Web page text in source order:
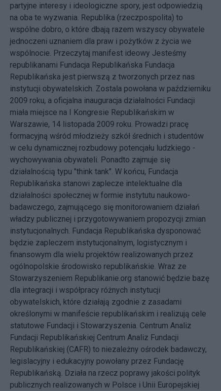
partyjne interesy i ideologiczne spory, jest odpowiedzią
na oba te wyzwania. Republika (rzeczpospolita) to
wspólne dobro, o które dbają razem wszyscy obywatele
jednoczeni uznaniem dla praw i pożytków z życia we
wspólnocie. Przeczytaj manifest ideowy Jesteśmy
republikanami Fundacja Republikańska Fundacja
Republikańska jest pierwszą z tworzonych przez nas
instytucji obywatelskich. Zostala powołana w październiku
2009 roku, a oficjalna inauguracja działalności Fundacji
miała miejsce na I Kongresie Republikańskim w
Warszawie, 14 listopada 2009 roku. Prowadzi pracę
formacyjną wśród młodzieży szkół średnich i studentów
w celu dynamicznej rozbudowy potencjału ludzkiego -
wychowywania obywateli. Ponadto zajmuje się
działalnością typu "think tank". W końcu, Fundacja
Republikańska stanowi zaplecze intelektualne dla
działalności społecznej w formie instytutu naukowo-
badawczego, zajmującego się monitorowaniem działań
władzy publicznej i przygotowywaniem propozycji zmian
instytucjonalnych. Fundacja Republikańska dysponować
będzie zapleczem instytucjonalnym, logistycznym i
finansowym dla wielu projektów realizowanych przez
ogólnopolskie środowisko republikańskie. Wraz ze
Stowarzyszeniem Republikanie.org stanowić będzie bazę
dla integracji i współpracy różnych instytucji
obywatelskich, które działają zgodnie z zasadami
określonymi w manifeście republikańskim i realizują cele
statutowe Fundacji i Stowarzyszenia. Centrum Analiz
Fundacji Republikańskiej Centrum Analiz Fundacji
Republikańskiej (CAFR) to niezależny ośrodek badawczy,
legislacyjny i edukacyjny powołany przez Fundację
Republikańską. Działa na rzecz poprawy jakości polityk
publicznych realizowanych w Polsce i Unii Europejskiej